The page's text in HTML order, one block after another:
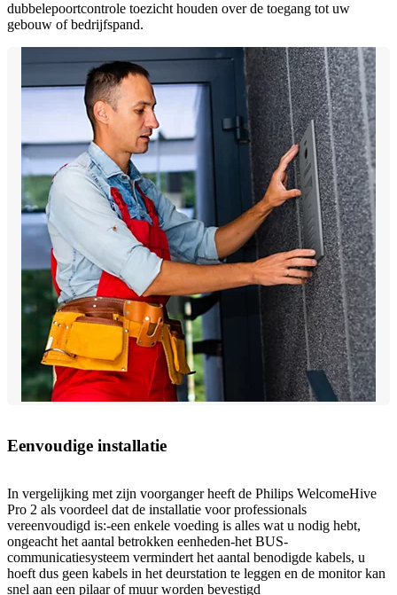
dubbelepoortcontrole toezicht houden over de toegang tot uw
gebouw of bedrijfspand.
Eenvoudige installatie
In vergelijking met zijn voorganger heeft de Philips WelcomeHive
Pro 2 als voordeel dat de installatie voor professionals
vereenvoudigd is:-een enkele voeding is alles wat u nodig hebt,
ongeacht het aantal betrokken eenheden-het BUS-
communicatiesysteem vermindert het aantal benodigde kabels, u
hoeft dus geen kabels in het deurstation te leggen en de monitor kan
snel aan een pilaar of muur worden bevestigd